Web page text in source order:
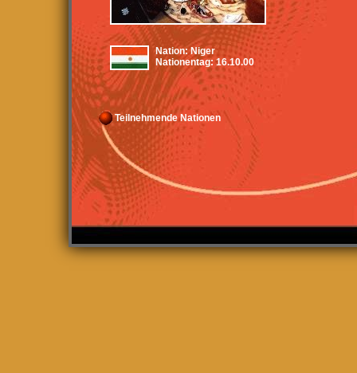
Nation:Niger
Nationentag:16.10.00
Teilnehmende Nationen